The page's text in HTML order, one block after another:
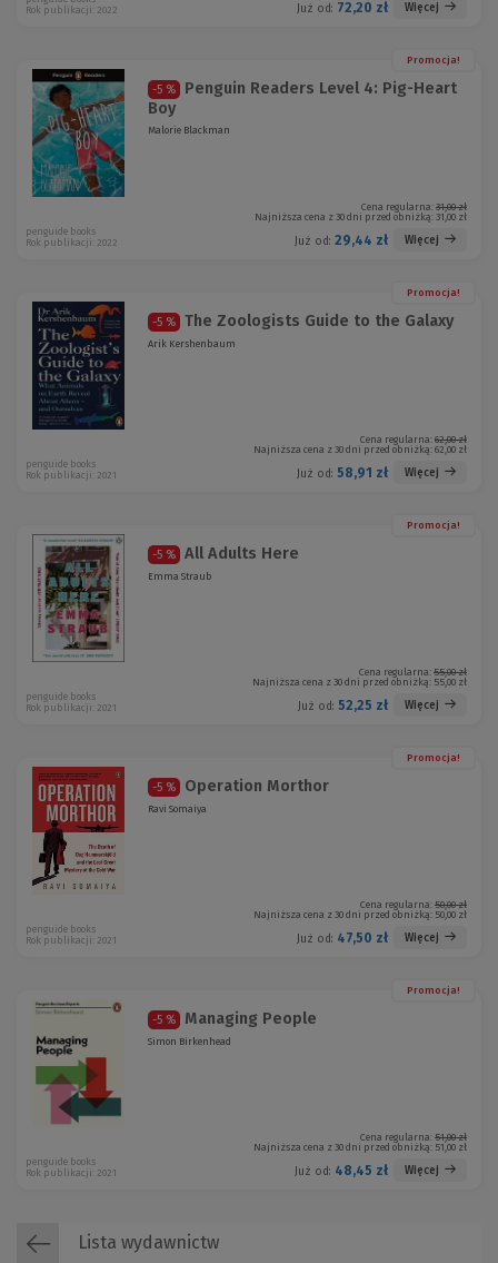
Już od: 72,20 zł Więcej
Rok publikacji: 2022
Promocja!
-5 %
Penguin Readers Level 4: Pig-Heart
Boy
Malorie Blackman
Cena regularna: 31,00 zł
Najniższa cena z 30 dni przed obniżką: 31,00 zł
Już od: 29,44 zł Więcej
penguide books
Rok publikacji: 2022
Promocja!
-5 % The Zoologists Guide to the Galaxy
Arik Kershenbaum
Cena regularna: 62,00 zł
Najniższa cena z 30 dni przed obniżką: 62,00 zł
Już od: 58,91 zł Więcej
penguide books
Rok publikacji: 2021
Promocja!
-5 % All Adults Here
Emma Straub
Cena regularna: 55,00 zł
Najniższa cena z 30 dni przed obniżką: 55,00 zł
Już od: 52,25 zł Więcej
penguide books
Rok publikacji: 2021
Promocja!
-5 % Operation Morthor
Ravi Somaiya
Cena regularna: 50,00 zł
Najniższa cena z 30 dni przed obniżką: 50,00 zł
Już od: 47,50 zł Więcej
penguide books
Rok publikacji: 2021
Promocja!
-5 % Managing People
Simon Birkenhead
Cena regularna: 51,00 zł
Najniższa cena z 30 dni przed obniżką: 51,00 zł
Już od: 48,45 zł Więcej
penguide books
Rok publikacji: 2021
Lista wydawnictw